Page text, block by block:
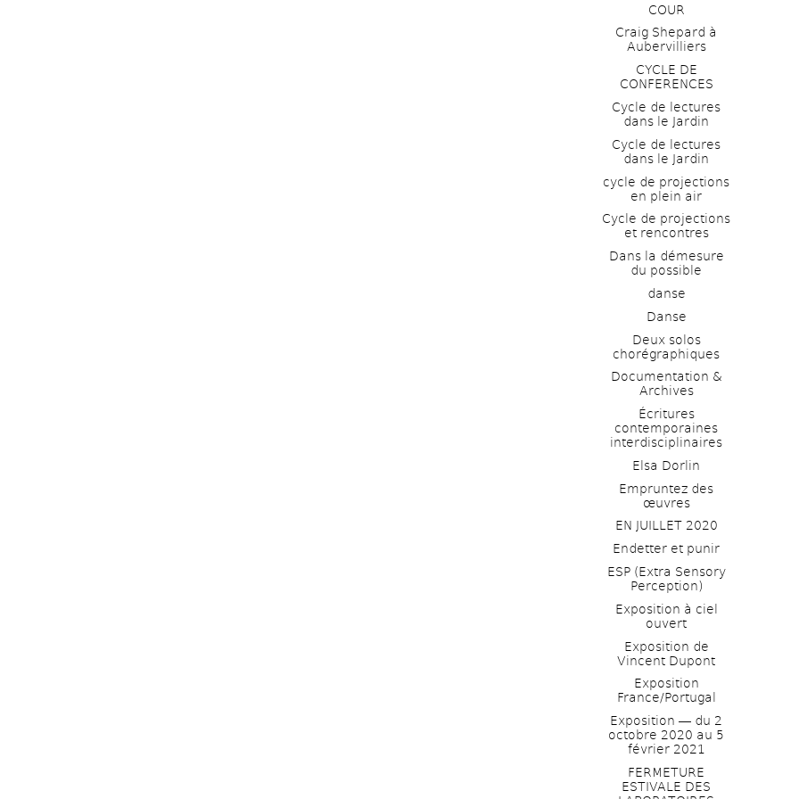
COUR
Craig Shepard à
Aubervilliers
CYCLE DE
CONFERENCES
Cycle de lectures
dans le Jardin
Cycle de lectures
dans le Jardin
cycle de projections
en plein air
Cycle de projections
et rencontres
Dans la démesure
du possible
danse
Danse
Deux solos
chorégraphiques
Documentation &
Archives
Écritures
contemporaines
interdisciplinaires
Elsa Dorlin
Empruntez des
œuvres
EN JUILLET 2020
Endetter et punir
ESP (Extra Sensory
Perception)
Exposition à ciel
ouvert
Exposition de
Vincent Dupont
Exposition
France/Portugal
Exposition ― du 2
octobre 2020 au 5
février 2021
FERMETURE
ESTIVALE DES